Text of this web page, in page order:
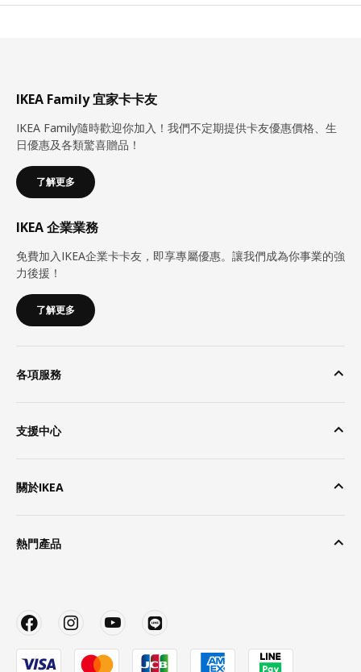
IKEA Family 宜家卡卡友
IKEA Family隨時歡迎你加入！我們不定期提供卡友優惠價格、生
日優惠及各類驚喜贈品！
了解更多
IKEA 企業業務
免費加入IKEA企業卡卡友，即享專屬優惠。讓我們成為你事業的強
力後援！
了解更多
各項服務
支援中心
關於IKEA
熱門產品